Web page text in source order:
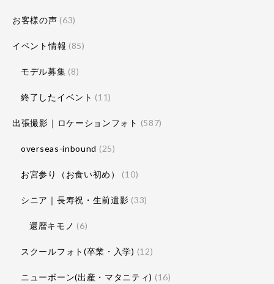
お客様の声 (63)
イベント情報 (85)
モデル募集 (8)
終了したイベント (11)
出張撮影｜ロケーションフォト (587)
overseas-inbound (25)
お宮参り（お食い初め） (10)
シニア｜長寿祝・生前遺影 (33)
還暦キモノ (6)
スクールフォト(卒業・入学) (12)
ニューボーン(出産・マタニティ) (16)